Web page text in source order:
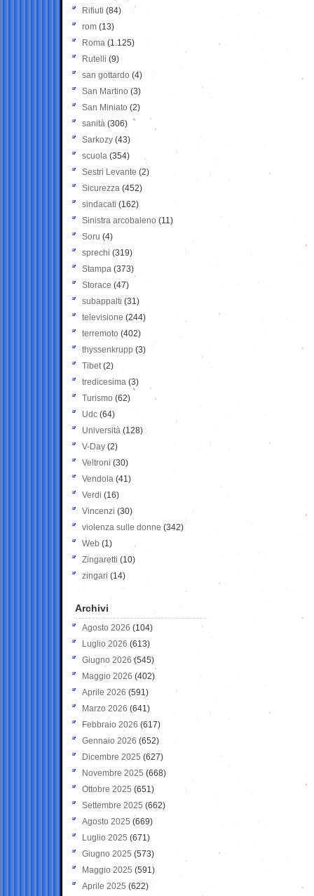
Rifiuti (84)
rom (13)
Roma (1.125)
Rutelli (9)
san gottardo (4)
San Martino (3)
San Miniato (2)
sanità (306)
Sarkozy (43)
scuola (354)
Sestri Levante (2)
Sicurezza (452)
sindacati (162)
Sinistra arcobaleno (11)
Soru (4)
sprechi (319)
Stampa (373)
Storace (47)
subappalti (31)
televisione(244)
terremoto (402)
thyssenkrupp (3)
Tibet(2)
tredicesima (3)
Turismo (62)
Udc (64)
Università (128)
V-Day (2)
Veltroni (30)
Vendola (41)
Verdi (16)
Vincenzi (30)
violenza sulle donne (342)
Web (1)
Zingaretti (10)
zingari (14)
Archivi
Agosto 2026 (104)
Luglio 2026 (613)
Giugno 2026 (545)
Maggio 2026 (402)
Aprile 2026 (591)
Marzo 2026 (641)
Febbraio 2026 (617)
Gennaio 2026 (652)
Dicembre 2025 (627)
Novembre 2025 (668)
Ottobre 2025 (651)
Settembre 2025 (662)
Agosto 2025 (669)
Luglio 2025 (671)
Giugno 2025 (573)
Maggio 2025 (591)
Aprile 2025 (622)